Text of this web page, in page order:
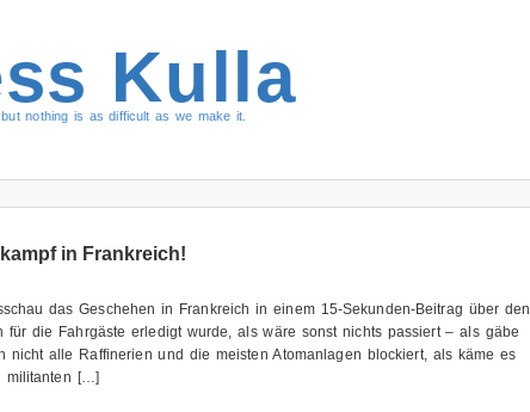
Kulla
nothing is as difficult as we make it.
in Frankreich!
das Geschehen in Frankreich in einem 15-Sekunden-Beitrag über den
für die Fahrgäste erledigt wurde, als wäre sonst nichts passiert – als gäbe
nicht alle Raffinerien und die meisten Atomanlagen blockiert, als käme es
militanten […]